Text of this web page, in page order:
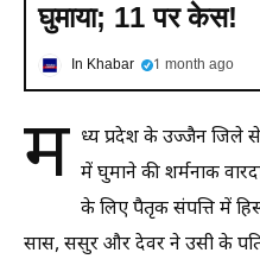
घुमाया; 11 पर केस!
In Khabar 1 month ago
म ध्य प्रदेश के उज्जैन जिले
में घुमाने की शर्मनाक
के लिए पैतृक संपत्ति में
सास, ससुर और देवर ने उसी के